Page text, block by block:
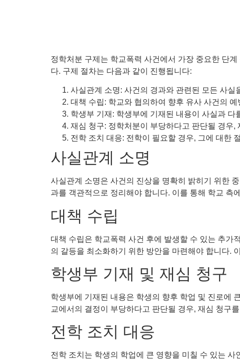
정학처분 구제는 학교폭력 사건에서 가장 중요한 단
다. 구제 절차는 다음과 같이 진행됩니다:
사실관계 소명: 사건의 경과와 관련된 모든 사실
대책 수립: 학교와 협의하여 향후 유사 사건의
학생부 기재: 학생부에 기재된 내용이 사실과 다
재심 청구: 정학처분이 부당하다고 판단될 경우,
전학 조치 대응: 전학이 필요할 경우, 그에 대한
사실관계 소명
사실관계 소명은 사건의 진상을 명확히 밝히기 위한
과를 객관적으로 정리해야 합니다. 이를 통해 학교 측
대책 수립
대책 수립은 학교폭력 사건 후에 발생할 수 있는 추가
의 갈등을 최소화하기 위한 방안을 마련해야 합니다.
학생부 기재 및 재심 청구
학생부에 기재된 내용은 학생의 향후 학업 및 진로에
교에서의 결정이 부당하다고 판단될 경우, 재심 청구
전학 조치 대응
전학 조치는 학생의 학업에 큰 영향을 미칠 수 있는